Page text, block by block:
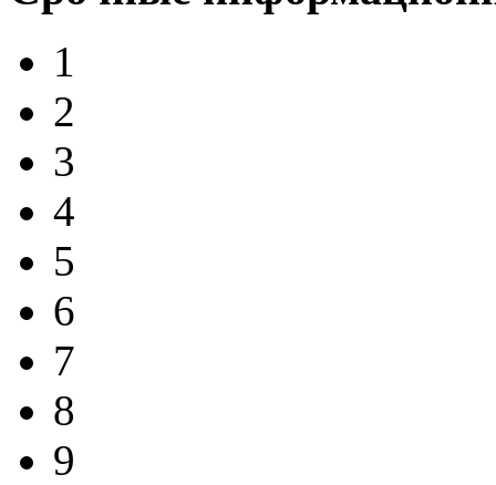
1
2
3
4
5
6
7
8
9